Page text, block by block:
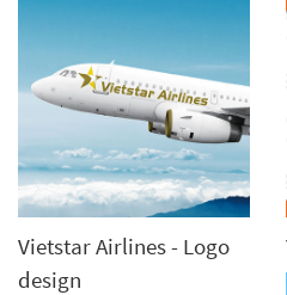
Vietstar Airlines - Logo
design